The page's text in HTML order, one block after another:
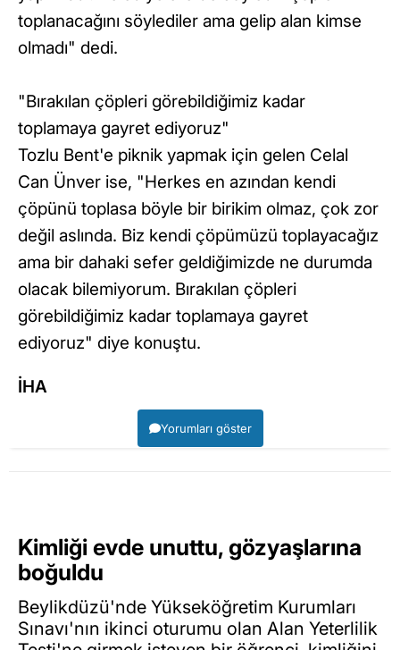
toplanacağını söylediler ama gelip alan kimse
olmadı" dedi.
"Bırakılan çöpleri görebildiğimiz kadar
toplamaya gayret ediyoruz"
Tozlu Bent'e piknik yapmak için gelen Celal
Can Ünver ise, "Herkes en azından kendi
çöpünü toplasa böyle bir birikim olmaz, çok zor
değil aslında. Biz kendi çöpümüzü toplayacağız
ama bir dahaki sefer geldiğimizde ne durumda
olacak bilemiyorum. Bırakılan çöpleri
görebildiğimiz kadar toplamaya gayret
ediyoruz" diye konuştu.
İHA
Yorumları göster
Kimliği evde unuttu, gözyaşlarına
boğuldu
Beylikdüzü'nde Yükseköğretim Kurumları
Sınavı'nın ikinci oturumu olan Alan Yeterlilik